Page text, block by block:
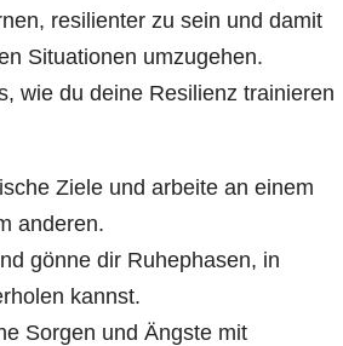
resilienter zu sein und damit
Situationen umzugehen.
wie du deine Resilienz trainieren
Ziele und arbeite an einem
anderen.
gönne dir Ruhephasen, in
kannst.
Sorgen und Ängste mit